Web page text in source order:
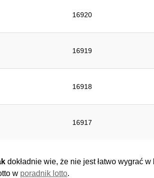
16920
16919
16918
16917
dokładnie wie, że nie jest łatwo wygrać w
w poradnik lotto.